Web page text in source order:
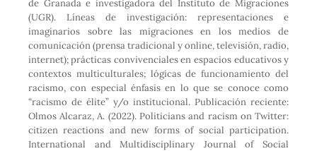
de Granada e investigadora del Instituto de Migraciones
(UGR). Líneas de investigación: representaciones e
imaginarios sobre las migraciones en los medios de
comunicación (prensa tradicional y online, televisión, radio,
internet); prácticas convivenciales en espacios educativos y
contextos multiculturales; lógicas de funcionamiento del
racismo, con especial énfasis en lo que se conoce como
“racismo de élite” y/o institucional. Publicación reciente:
Olmos Alcaraz, A. (2022). Politicians and racism on Twitter:
citizen reactions and new forms of social participation.
International and Multidisciplinary Journal of Social